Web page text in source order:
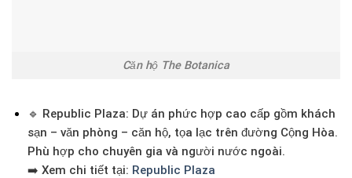
Căn hộ The Botanica
🔹 Republic Plaza: Dự án phức hợp cao cấp gồm khách
sạn – văn phòng – căn hộ, tọa lạc trên đường Cộng Hòa.
Phù hợp cho chuyên gia và người nước ngoài.
➡️ Xem chi tiết tại: Republic Plaza